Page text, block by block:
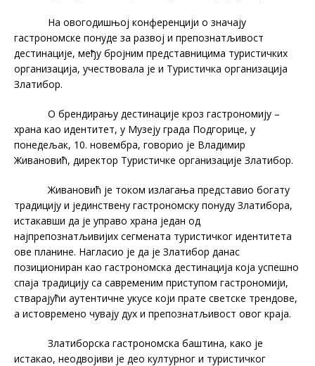
На овогодишњој конференцији о значају
гастрономске понуде за развој и препознатљивост
дестинације, међу бројним представницима туристичких
организација, учествовала је и Туристичка организација
Златибор.
О брендирању дестинације кроз гастрономију –
храна као идентитет, у Музеју града Подгорице, у
понедељак, 10. новембра, говорио је Владимир
Живановић, директор Туристичке организације Златибор.
Живановић је током излагања представио богату
традицију и јединствену гастрономску понуду Златибора,
истакавши да је управо храна један од
најпрепознатљивијих сегмената туристичког идентитета
ове планине. Нагласио је да је Златибор данас
позициониран као гастрономска дестинација која успешно
спаја традицију са савременим приступом гастрономији,
стварајући аутентичне укусе који прате светске трендове,
а истовремено чувају дух и препознатљивост овог краја.
Златиборска гастрономска баштина, како је
истакао, неодвојиви је део културног и туристичког